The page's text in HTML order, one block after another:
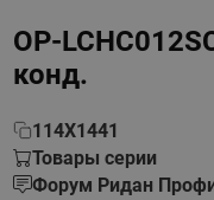
OP-
конд.
114X1441
Товары серии
Форум Ридан